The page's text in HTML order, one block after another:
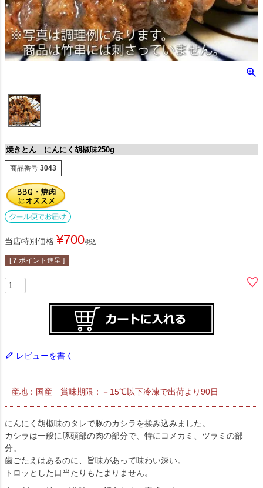
焼きとん にんにく胡椒味250g
商品番号 3043
当店特別価格 ¥700税込
[ 7 ポイント進呈 ]
レビューを書く
産地：国産 賞味期限：－15℃以下冷凍で出荷より90日
にんにく胡椒味のタレで豚のカシラを揉み込みました。
カシラは一般に豚頭部の肉の部分で、特にコメカミ、ツラミの部
分。
歯ごたえはあるのに、旨味があって味わい深い。
トロッとした口当たりもたまりません。